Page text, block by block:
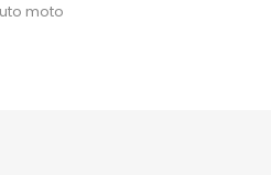
moto